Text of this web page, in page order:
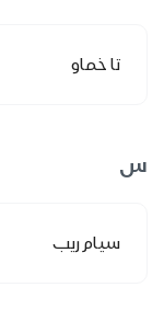
تا خماو
س
سيام ريب